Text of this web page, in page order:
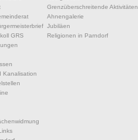
GRS
Kanalisation
Grenzüberschreitende Aktivitäten
Ahnengalerie
Jubiläen
Religionen in Parndorf